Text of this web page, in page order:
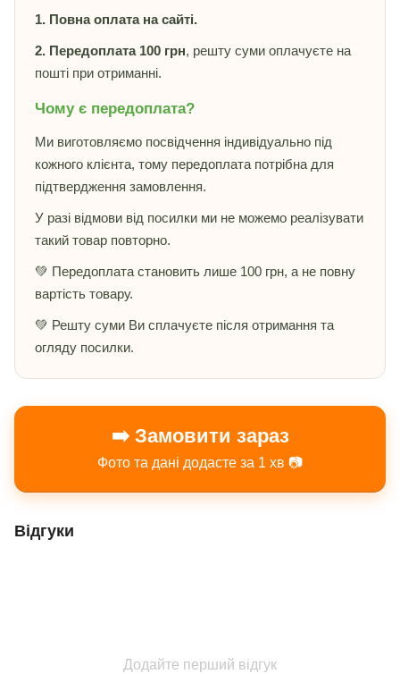
1. Повна оплата на сайті.
2. Передоплата 100 грн, решту суми оплачуєте на
пошті при отриманні.
Чому є передоплата?
Ми виготовляємо посвідчення індивідуально під
кожного клієнта, тому передоплата потрібна для
підтвердження замовлення.
У разі відмови від посилки ми не можемо реалізувати
такий товар повторно.
💚 Передоплата становить лише 100 грн, а не повну
вартість товару.
💚 Решту суми Ви сплачуєте після отримання та
огляду посилки.
➡️ Замовити зараз
Фото та дані додасте за 1 хв 📷
Відгуки
Додайте перший відгук